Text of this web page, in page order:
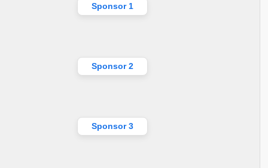
Sponsor 1
Sponsor 2
Sponsor 3